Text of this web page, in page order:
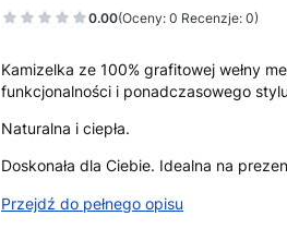
0.00(Oceny: 0 Recenzje: 0)
Kamizelka ze 100% grafitowej wełny
funkcjonalności i ponadczasowego
Naturalna i ciepła.
Doskonała dla Ciebie. Idealna na
Przejdź do pełnego opisu